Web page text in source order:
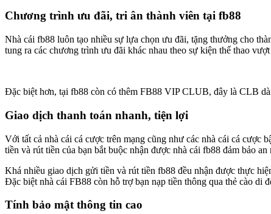
Chương trình ưu đãi, tri ân thành viên tại fb88
Nhà cái fb88 luôn tạo nhiều sự lựa chọn ưu đãi, tặng thưởng cho
tung ra các chương trình ưu đãi khác nhau theo sự kiện thể thao
Đặc biệt hơn, tại fb88 còn có thêm FB88 VIP CLUB, đây là CLB
Giao dịch thanh toán nhanh, tiện lợi
Với tất cả nhà cái cá cược trên mạng cũng như các nhà cái cá
tiền và rút tiền của bạn bắt buộc nhận được nhà cái fb88 đảm bảo an
Khá nhiều giao dịch gửi tiền và rút tiền fb88 đều nhận được thực
Đặc biệt nhà cái FB88 còn hỗ trợ bạn nạp tiền thông qua thẻ cào di
Tính bảo mật thông tin cao